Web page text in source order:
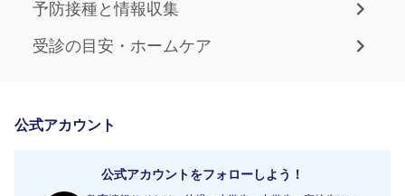
予防接種と情報収集
受診の目安・ホームケア
公式アカウント
公式アカウントをフォローしよう！